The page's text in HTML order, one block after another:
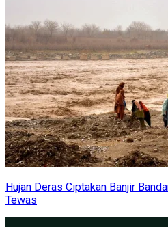
Hujan Deras Ciptakan Banjir
Tewas